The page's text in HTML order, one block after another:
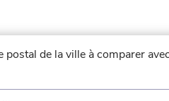
postal de la ville à comparer